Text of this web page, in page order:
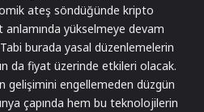
ateş söndüğünde kripto
anlamında yükselmeye devam
burada yasal düzenlemelerin
da fiyat üzerinde etkileri olacak.
gelişimini engellemeden düzgün
çapında hem bu teknolojilerin